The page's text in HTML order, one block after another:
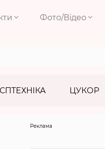
Фото/Відео
ЦУКОР
Реклама